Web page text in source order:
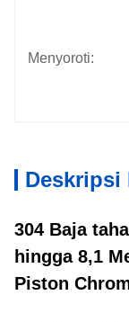
Menyoroti:
Deskripsi
304 Baja
hingga 8,1
Piston